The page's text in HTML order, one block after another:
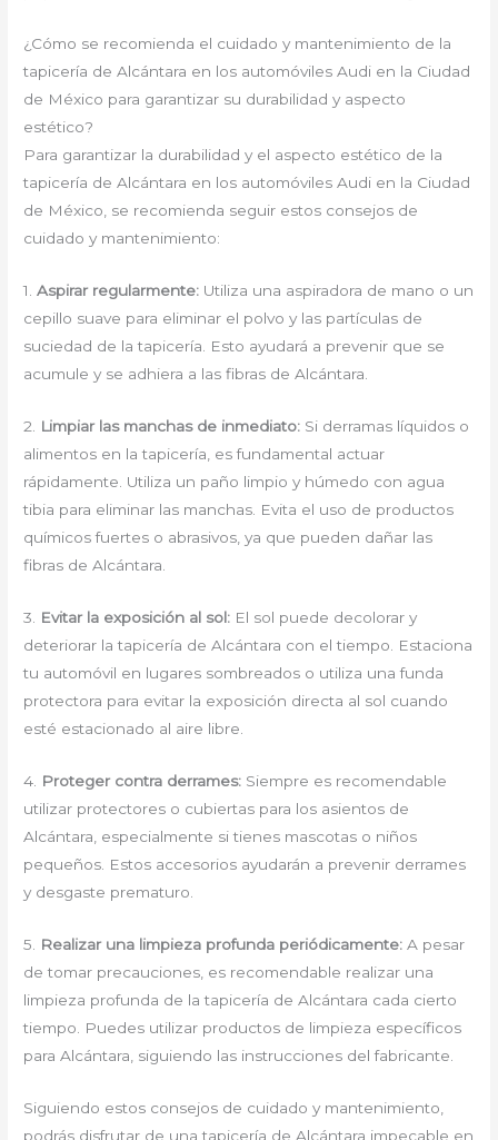
¿Cómo se recomienda el cuidado y mantenimiento de la
tapicería de Alcántara en los automóviles Audi en la Ciudad
de México para garantizar su durabilidad y aspecto
estético?
Para garantizar la durabilidad y el aspecto estético de la
tapicería de Alcántara en los automóviles Audi en la Ciudad
de México, se recomienda seguir estos consejos de
cuidado y mantenimiento:
1.Aspirar regularmente: Utiliza una aspiradora de mano o un
cepillo suave para eliminar el polvo y las partículas de
suciedad de la tapicería. Esto ayudará a prevenir que se
acumule y se adhiera a las fibras de Alcántara.
2. Limpiar las manchas de inmediato: Si derramas líquidos o
alimentos en la tapicería, es fundamental actuar
rápidamente. Utiliza un paño limpio y húmedo con agua
tibia para eliminar las manchas. Evita el uso de productos
químicos fuertes o abrasivos, ya que pueden dañar las
fibras de Alcántara.
3. Evitar la exposición al sol: El sol puede decolorar y
deteriorar la tapicería de Alcántara con el tiempo. Estaciona
tu automóvil en lugares sombreados o utiliza una funda
protectora para evitar la exposición directa al sol cuando
esté estacionado al aire libre.
4. Proteger contra derrames: Siempre es recomendable
utilizar protectores o cubiertas para los asientos de
Alcántara, especialmente si tienes mascotas o niños
pequeños. Estos accesorios ayudarán a prevenir derrames
y desgaste prematuro.
5. Realizar una limpieza profunda periódicamente: A pesar
de tomar precauciones, es recomendable realizar una
limpieza profunda de la tapicería de Alcántara cada cierto
tiempo. Puedes utilizar productos de limpieza específicos
para Alcántara, siguiendo las instrucciones del fabricante.
Siguiendo estos consejos de cuidado y mantenimiento,
podrás disfrutar de una tapicería de Alcántara impecable en